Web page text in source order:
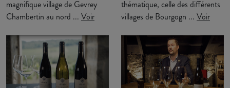
magnifique village de Gevrey
Chambertin au nord ... Voir
thématique, celle des différents
villages de Bourgogn ... Voir